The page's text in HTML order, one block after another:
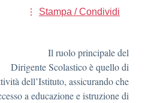
Stampa / Condividi
Il ruolo principale del
Dirigente Scolastico è quello di
dell’Istituto, assicurando che
a educazione e istruzione di